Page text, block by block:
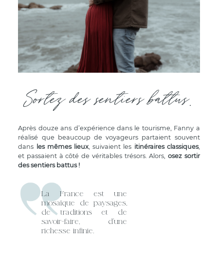
Sortez des sentiers battus.
Après douze ans d’expérience dans le tourisme, Fanny a
réalisé que beaucoup de voyageurs partaient souvent
dans les mêmes lieux, suivaient les itinéraires classiques,
et passaient à côté de véritables trésors. Alors, osez sortir
des sentiers battus !
La France est une
mosaïque de paysages,
de traditions et de
savoir-faire, d’une
richesse infinie.